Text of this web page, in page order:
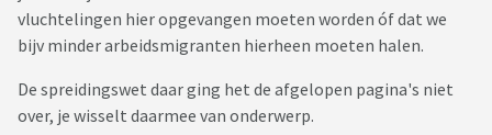
vluchtelingen hier opgevangen moeten worden óf dat we
bijv minder arbeidsmigranten hierheen moeten halen.
De spreidingswet daar ging het de afgelopen pagina's niet
over, je wisselt daarmee van onderwerp.